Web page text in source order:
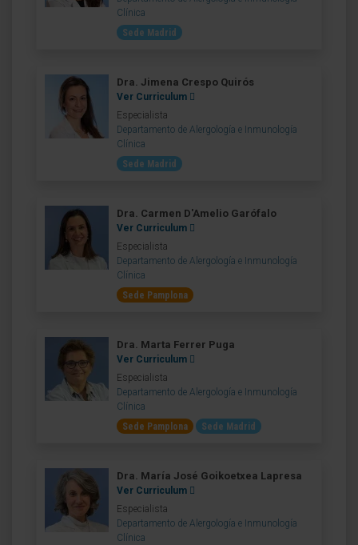
Clínica
Sede Madrid
Dra. Jimena Crespo Quirós
Ver Curriculum
Especialista
Departamento de Alergología e Inmunología
Clínica
Sede Madrid
Dra. Carmen D'Amelio Garófalo
Ver Curriculum
Especialista
Departamento de Alergología e Inmunología
Clínica
Sede Pamplona
Dra. Marta Ferrer Puga
Ver Curriculum
Especialista
Departamento de Alergología e Inmunología
Clínica
Sede Pamplona
Sede Madrid
Dra. María José Goikoetxea Lapresa
Ver Curriculum
Especialista
Departamento de Alergología e Inmunología
Clínica